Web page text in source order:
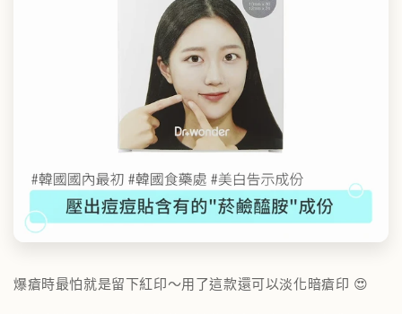
爆瘡時最怕就是留下紅印～用了這款還可以淡化暗瘡印 😍